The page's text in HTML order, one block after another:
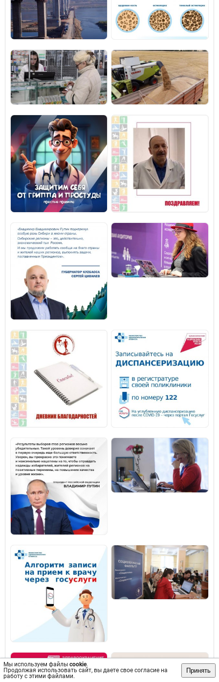
Мы используем файлы cookie.
Продолжая использовать сайт, вы даете свое согласие на
работу с этими файлами.
Принять